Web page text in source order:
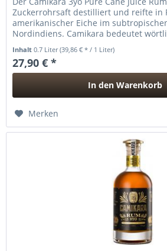
Zuckerrohrsaft destilliert und reifte in
amerikanischer Eiche im
Nordindiens. Camikara bedeutet
Inhalt0.7 Liter(39,86 € * / 1 Liter)
27,90 € *
In den Warenkorb
Merken